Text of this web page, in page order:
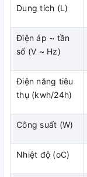
phẳng trắng ABS
phẩm và hỗ trợ
Sumikura được
đập tốt.
Dung tích (L)
Điện áp ~ tần
số (V ~ Hz)
Điện năng tiêu
thụ (kwh/24h)
Công suất (W)
Nhiệt độ (oC)